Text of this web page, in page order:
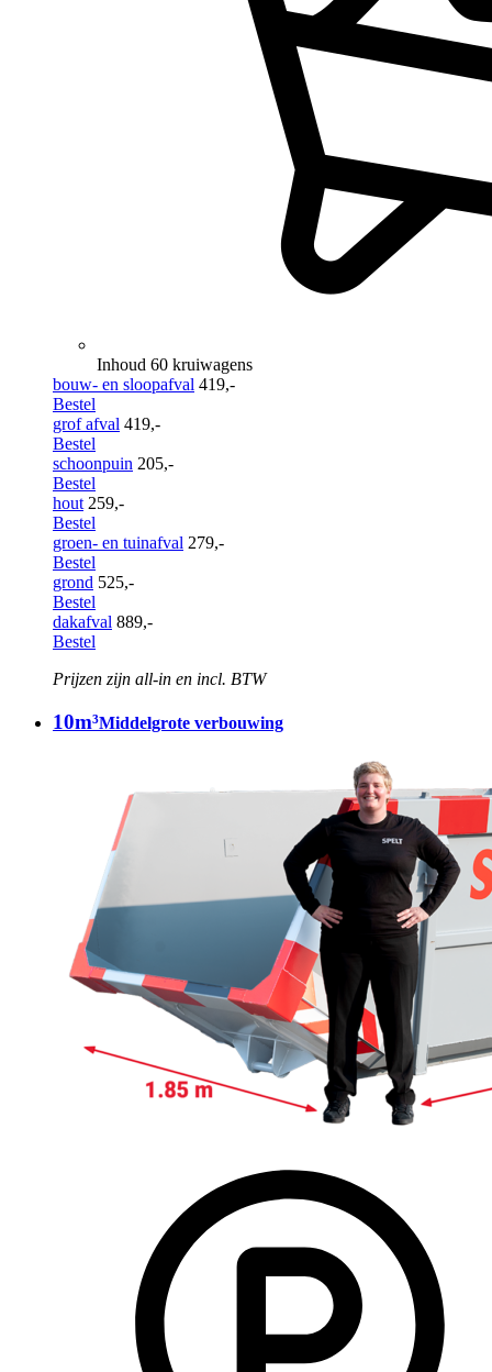
Inhoud 60 kruiwagens
bouw- en sloopafval 419,-
Bestel
grof afval 419,-
Bestel
schoonpuin 205,-
Bestel
hout 259,-
Bestel
groen- en tuinafval 279,-
Bestel
grond 525,-
Bestel
dakafval 889,-
Bestel
Prijzen zijn all-in en incl. BTW
10m³Middelgrote verbouwing